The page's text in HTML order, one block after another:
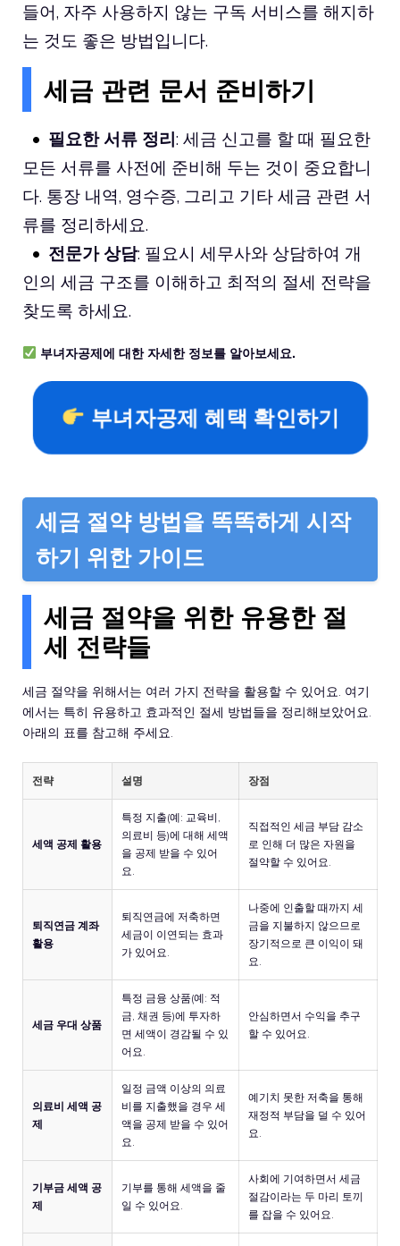
들어, 자주 사용하지 않는 구독 서비스를 해지하
는 것도 좋은 방법입니다.
세금 관련 문서 준비하기
필요한 서류 정리: 세금 신고를 할 때 필요한
모든 서류를 사전에 준비해 두는 것이 중요합니
다. 통장 내역, 영수증, 그리고 기타 세금 관련 서
류를 정리하세요.
전문가 상담: 필요시 세무사와 상담하여 개
인의 세금 구조를 이해하고 최적의 절세 전략을
찾도록 하세요.
부녀자공제에 대한 자세한 정보를 알아보세요.
부녀자공제 혜택 확인하기
세금 절약 방법을 똑똑하게 시작
하기 위한 가이드
세금 절약을 위한 유용한 절
세 전략들
세금 절약을 위해서는 여러 가지 전략을 활용할 수 있어요. 여기
에서는 특히 유용하고 효과적인 절세 방법들을 정리해보았어요.
아래의 표를 참고해 주세요.
전략 설명 장점
세액 공제 활용
특정 지출(예: 교육비,
의료비 등)에 대해 세액
을 공제 받을 수 있어
요.
직접적인 세금 부담 감소
로 인해 더 많은 자원을
절약할 수 있어요.
퇴직연금 계좌
활용
퇴직연금에 저축하면
세금이 이연되는 효과
가 있어요.
나중에 인출할 때까지 세
금을 지불하지 않으므로
장기적으로 큰 이익이 돼
요.
세금 우대 상품
특정 금융 상품(예: 적
금, 채권 등)에 투자하
면 세액이 경감될 수 있
어요.
안심하면서 수익을 추구
할 수 있어요.
의료비 세액 공
제
일정 금액 이상의 의료
비를 지출했을 경우 세
액을 공제 받을 수 있어
요.
예기치 못한 저축을 통해
재정적 부담을 덜 수 있어
요.
기부금 세액 공
제
기부를 통해 세액을 줄
일 수 있어요.
사회에 기여하면서 세금
절감이라는 두 마리 토끼
를 잡을 수 있어요.